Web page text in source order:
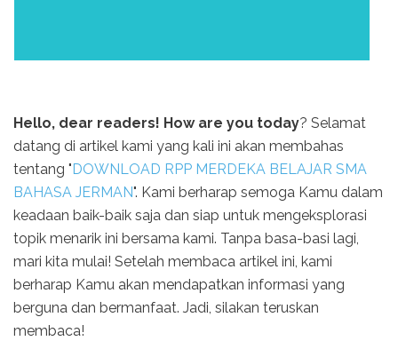
Hello, dear readers! How are you today? Selamat
datang di artikel kami yang kali ini akan membahas
tentang " DOWNLOAD RPP MERDEKA BELAJAR SMA
BAHASA JERMAN". Kami berharap semoga Kamu dalam
keadaan baik-baik saja dan siap untuk mengeksplorasi
topik menarik ini bersama kami. Tanpa basa-basi lagi,
mari kita mulai! Setelah membaca artikel ini, kami
berharap Kamu akan mendapatkan informasi yang
berguna dan bermanfaat. Jadi, silakan teruskan
membaca!